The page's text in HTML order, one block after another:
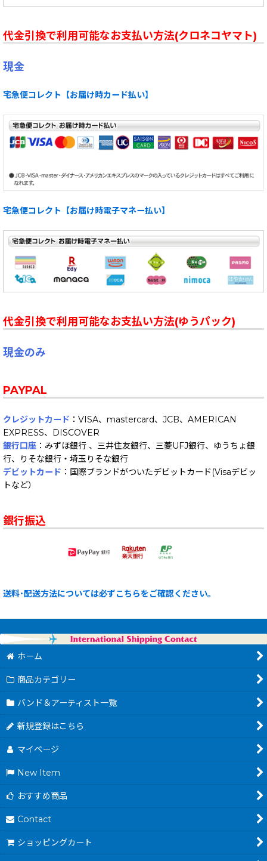
代金引換で利用可能なお支払い方法(クロネコヤマト)
現金
宅急便コレクト【お届け時カード払い】
宅急便コレクト【お届け時電子マネー払い】
代金引換で利用可能なお支払い方法(ゆうパック)
現金のみ
PAYPAL
クレジットカード ：VISA、mastercard、JCB、AMERICAN
EXPRESS、DISCOVER
銀行口座 ：みずほ銀行 、三井住友銀行、三菱UFJ銀行、ゆうちょ銀
行、りそな銀行・埼玉りそな銀行
デビットカード ：国際ブランドがついたデビットカード(Visaデビッ
トなど）
銀行振込
送料･配送方法については必ずこちらをご確認ください。
ホーム
商品カテゴリー
バンド＆アーティスト一覧
新規登録はこちら
マイページ
New Item
おすすめ商品
Contact
ショッピングカート